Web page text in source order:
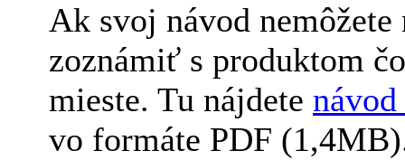
Ak svoj návod nemôžete
zoznámiť s produktom
mieste. Tu nájdete
vo formáte PDF